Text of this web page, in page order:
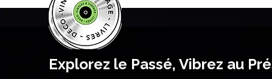
Explorez le Passé, Vibrez au